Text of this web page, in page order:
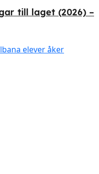
till laget (2026) –